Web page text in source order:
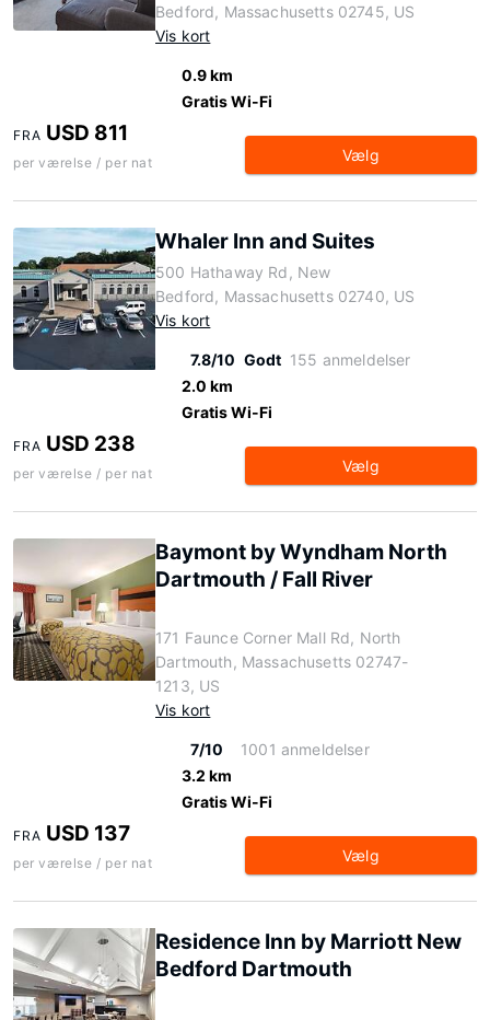
Bedford, Massachusetts 02745, US
Vis kort
0.9 km
Gratis Wi-Fi
FRA USD 811
per værelse / per nat Vælg
Whaler Inn and Suites
500 Hathaway Rd, New
Bedford, Massachusetts 02740, US
Vis kort
7.8/10 Godt 155 anmeldelser
2.0 km
Gratis Wi-Fi
FRA USD 238
per værelse / per nat Vælg
Baymont by Wyndham North
Dartmouth / Fall River
171 Faunce Corner Mall Rd, North
Dartmouth, Massachusetts 02747-
1213, US
Vis kort
7/10
1001 anmeldelser
3.2 km
Gratis Wi-Fi
FRA USD 137
per værelse / per nat Vælg
Residence Inn by Marriott New
Bedford Dartmouth